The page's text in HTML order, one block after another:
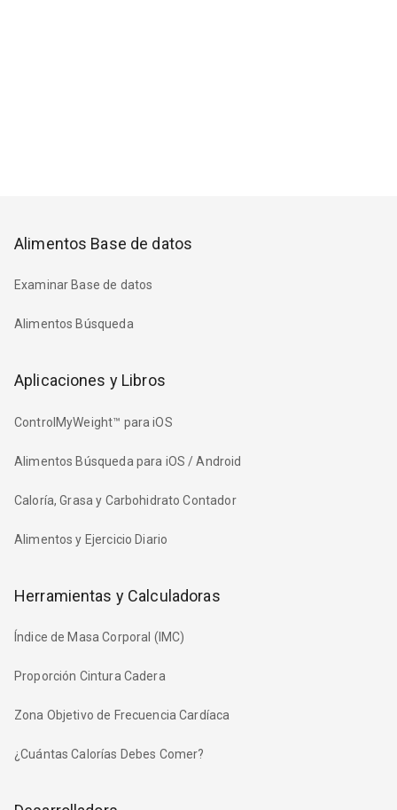
Alimentos Base de datos
Examinar Base de datos
Alimentos Búsqueda
Aplicaciones y Libros
ControlMyWeight™ para iOS
Alimentos Búsqueda para iOS / Android
Caloría, Grasa y Carbohidrato Contador
Alimentos y Ejercicio Diario
Herramientas y Calculadoras
Índice de Masa Corporal (IMC)
Proporción Cintura Cadera
Zona Objetivo de Frecuencia Cardíaca
¿Cuántas Calorías Debes Comer?